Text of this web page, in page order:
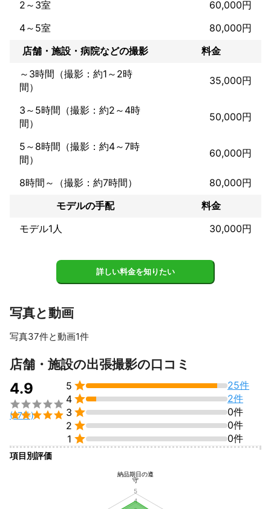
ましたが、機材やアプリがどんどん進化してる昨今はかなり簡単
に｢プロカメラマン｣になれる時代！
フリーカメラマンデビューする人がどんどん増えてきて、いつの
間にか大ベテランプロの部類に入るようになっちゃいました
密な事前連絡と丁寧な仕事とアフターフォローで高い顧客満足度
をいただいています
2～3室
60,000円
4～5室
80,000円
店舗・施設・病院などの撮影
料金
～3時間（撮影：約1～2時
間）
35,000円
3～5時間（撮影：約2～4時
間）
50,000円
5～8時間（撮影：約4～7時
間）
60,000円
8時間～（撮影：約7時間）
80,000円
モデルの手配
料金
モデル1人
30,000円
詳しい料金を知りたい
写真と動画
写真37件と動画1件
すべて見る
店舗・施設の出張撮影の口コミ
4.9


(27件)
5 
25件
4 
2件
3 
0件
2 
0件
1  0件
項目別評価
納品期日の遵
守
4
5